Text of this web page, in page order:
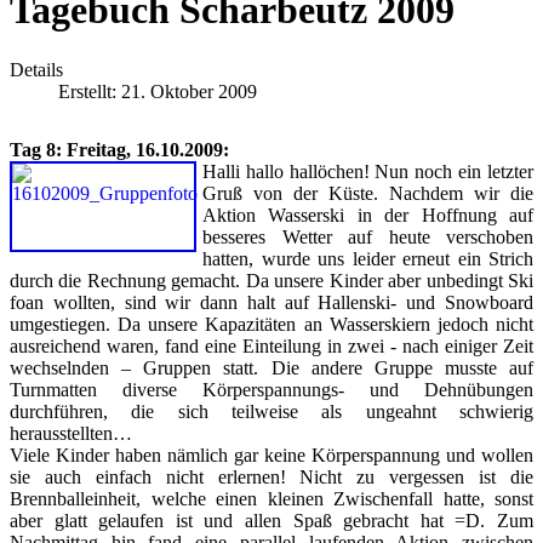
Tagebuch Scharbeutz 2009
Details
Erstellt: 21. Oktober 2009
Tag 8: Freitag, 16.10.2009:
Halli hallo hallöchen! Nun noch ein letzter
Gruß von der Küste. Nachdem wir die
Aktion Wasserski in der Hoffnung auf
besseres Wetter auf heute verschoben
hatten, wurde uns leider erneut ein Strich
durch die Rechnung gemacht. Da unsere Kinder aber unbedingt Ski
foan wollten, sind wir dann halt auf Hallenski- und Snowboard
umgestiegen. Da unsere Kapazitäten an Wasserskiern jedoch nicht
ausreichend waren, fand eine Einteilung in zwei - nach einiger Zeit
wechselnden – Gruppen statt. Die andere Gruppe musste auf
Turnmatten diverse Körperspannungs- und Dehnübungen
durchführen, die sich teilweise als ungeahnt schwierig
herausstellten…
Viele Kinder haben nämlich gar keine Körperspannung und wollen
sie auch einfach nicht erlernen! Nicht zu vergessen ist die
Brennballeinheit, welche einen kleinen Zwischenfall hatte, sonst
aber glatt gelaufen ist und allen Spaß gebracht hat =D. Zum